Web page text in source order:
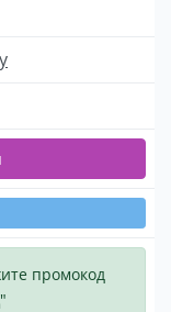
промокод
"